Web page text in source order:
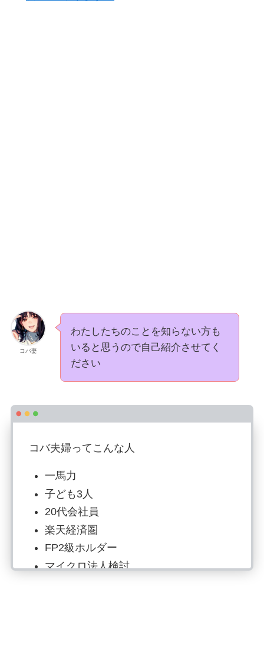
コバ妻
わたしたちのことを知らない方も
いると思うので自己紹介させてく
ださい
コバ夫婦ってこんな人
一馬力
子ども3人
20代会社員
楽天経済圏
FP2級ホルダー
マイクロ法人検討